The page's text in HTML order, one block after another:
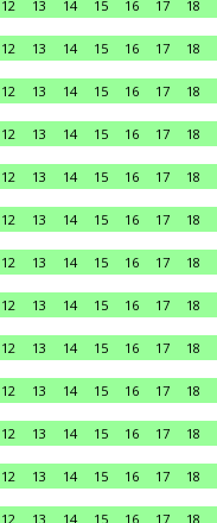
12 13 14 15 16 17 18
12 13 14 15 16 17 18
12 13 14 15 16 17 18
12 13 14 15 16 17 18
12 13 14 15 16 17 18
12 13 14 15 16 17 18
12 13 14 15 16 17 18
12 13 14 15 16 17 18
12 13 14 15 16 17 18
12 13 14 15 16 17 18
12 13 14 15 16 17 18
12 13 14 15 16 17 18
12 13 14 15 16 17 18